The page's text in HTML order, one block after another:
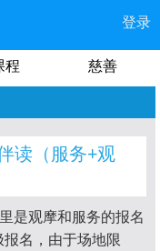
登录
程
慈善
读（服务+观
是观摩和服务的报名
名，由于场地限